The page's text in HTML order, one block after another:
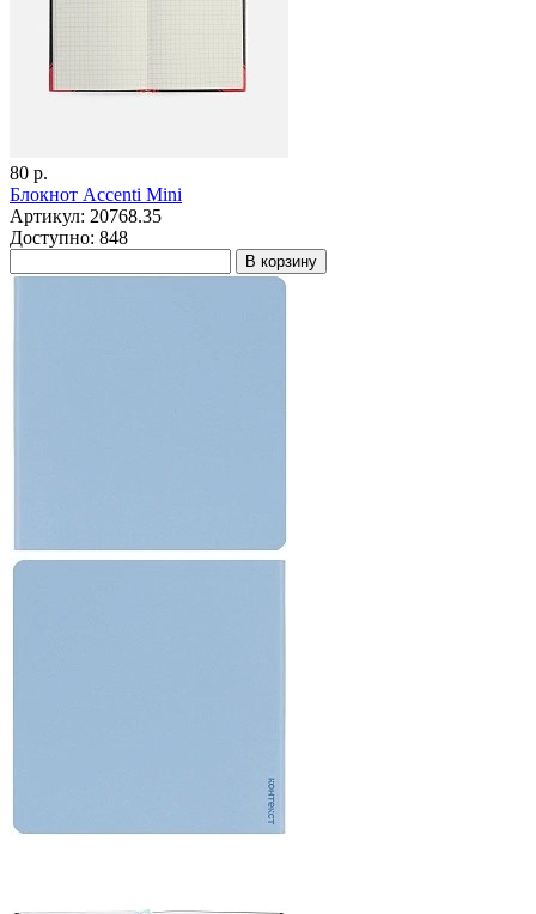
80 р.
Блокнот Accenti Mini
Артикул: 20768.35
Доступно: 848
В корзину